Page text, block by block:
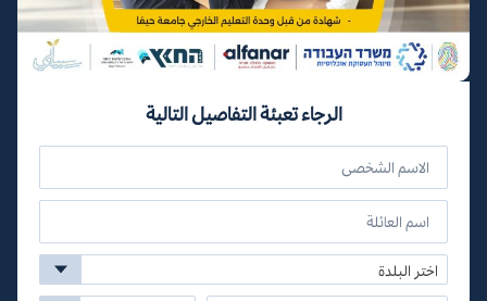
الرجاء تعبئة التفاصيل التالية
اختر البلدة